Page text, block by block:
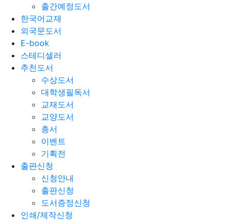
출간예정도서
한국어교재
외국문도서
E-book
스테디셀러
추천도서
수상도서
대학생필독서
교재도서
교양도서
총서
이벤트
기획전
출판신청
신청안내
출판신청
도서증정신청
인쇄/제작신청